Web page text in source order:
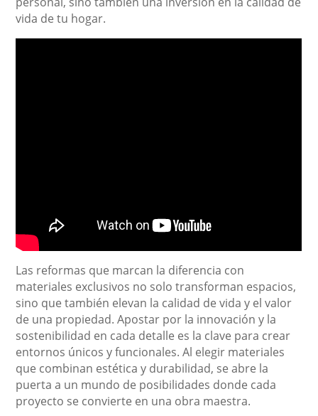
vida de tu hogar.
Las reformas que marcan la diferencia con
materiales exclusivos no solo transforman espacios,
sino que también elevan la calidad de vida y el valor
de una propiedad. Apostar por la innovación y la
sostenibilidad en cada detalle es la clave para crear
entornos únicos y funcionales. Al elegir materiales
que combinan estética y durabilidad, se abre la
puerta a un mundo de posibilidades donde cada
proyecto se convierte en una obra maestra.